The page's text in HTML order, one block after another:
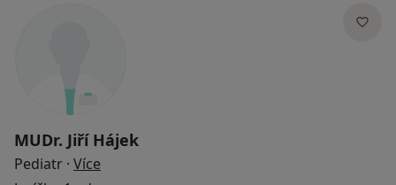
MUDr. Jiří Hájek
Pediatr · Více